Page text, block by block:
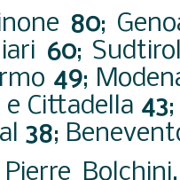
80;
60;
49;
e Cittadella 43
38;